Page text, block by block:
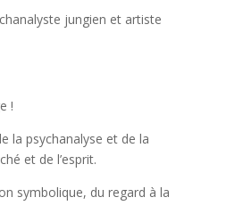
jungien et artiste
!
la psychanalyse et de la
et de l’esprit.
symbolique, du regard à la